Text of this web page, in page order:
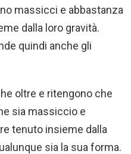
massicci e abbastanza
dalla loro gravità.
quindi anche gli
oltre e ritengono che
sia massiccio e
tenuto insieme dalla
sia la sua forma.